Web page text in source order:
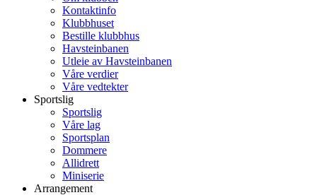
Kontaktinfo
Klubbhuset
Bestille klubbhus
Havsteinbanen
Utleie av Havsteinbanen
Våre verdier
Våre vedtekter
Sportslig
Sportslig
Våre lag
Sportsplan
Dommere
Allidrett
Miniserie
Arrangement